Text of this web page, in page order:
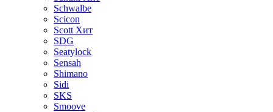
Schwalbe
Scicon
Scott Хит
SDG
Seatylock
Sensah
Shimano
Sidi
SKS
Smoove